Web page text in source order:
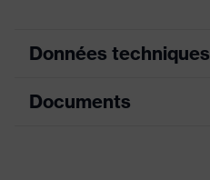
Données techniques
couleur de
Documents